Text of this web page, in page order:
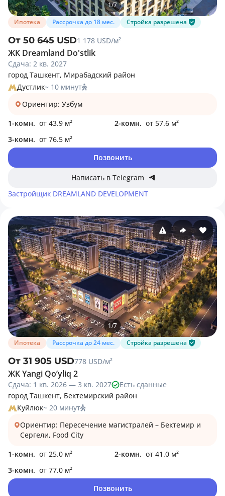
1/7
Ипотека
Рассрочка до 18 мес. Стройка разрешена
От 50 645 USD1 178 USD/м²
ЖК Dreamland Do'stlik
Сдача: 2 кв. 2027
город Ташкент, Мирабадский район
Дустлик~ 10 минут
Ориентир: Узбум
1-комн. от 43.9 м² 2-комн. от 57.6 м²
3-комн. от 76.5 м²
Позвонить
Написать в Telegram
Застройщик DREAMLAND DEVELOPMENT
1/7
Ипотека
Рассрочка до 24 мес. Стройка разрешена
От 31 905 USD778 USD/м²
ЖК Yangi Qo’yliq 2
Сдача: 1 кв. 2026 — 3 кв. 2027
Есть сданные
город Ташкент, Бектемирский район
Куйлюк~ 20 минут
Ориентир: Пересечение магистралей – Бектемир и
Сергели, Food City
1-комн. от 25.0 м² 2-комн. от 41.0 м²
3-комн. от 77.0 м²
Позвонить